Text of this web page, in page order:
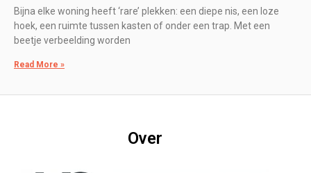
Bijna elke woning heeft ‘rare’ plekken: een diepe nis, een loze
hoek, een ruimte tussen kasten of onder een trap. Met een
beetje verbeelding worden
Read More »
Over